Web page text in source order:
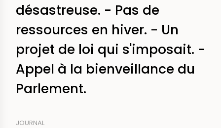
désastreuse. - Pas de
ressources en hiver. - Un
projet de loi qui s'imposait. -
Appel à la bienveillance du
Parlement.
JOURNAL